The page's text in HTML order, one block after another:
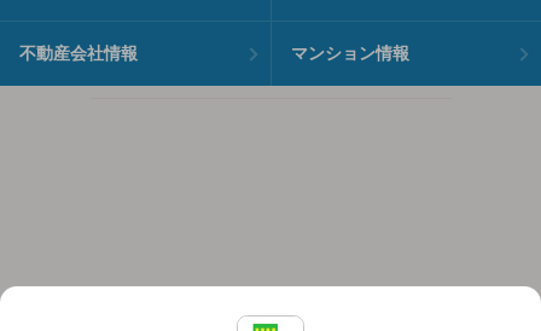
不動産会社情報 マンション情報